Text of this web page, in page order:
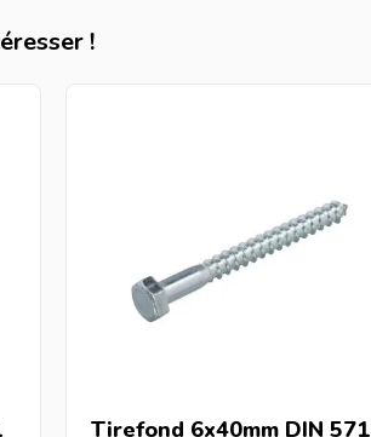
!
Tirefond 6x40mm DIN 571